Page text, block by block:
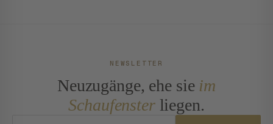
NEWSLETTER
Neuzugänge, ehe sie im
Schaufensterliegen.